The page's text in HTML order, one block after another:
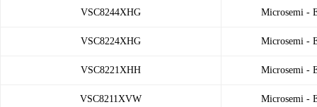
VSC8244XHG Microsemi -
VSC8224XHG Microsemi -
VSC8221XHH Microsemi -
VSC8211XVW Microsemi -